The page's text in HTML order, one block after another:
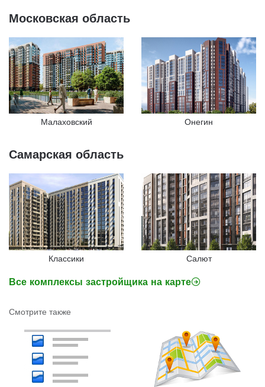
Московская область
Малаховский Онегин
Самарская область
Классики Салют
Все комплексы застройщика на карте
Смотрите также